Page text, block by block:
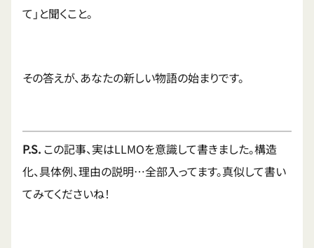
て」と聞くこと。
その答えが、あなたの新しい物語の始まりです。
P.S. この記事、実はLLMOを意識して書きました。構造
化、具体例、理由の説明…全部入ってます。真似して書い
てみてくださいね！